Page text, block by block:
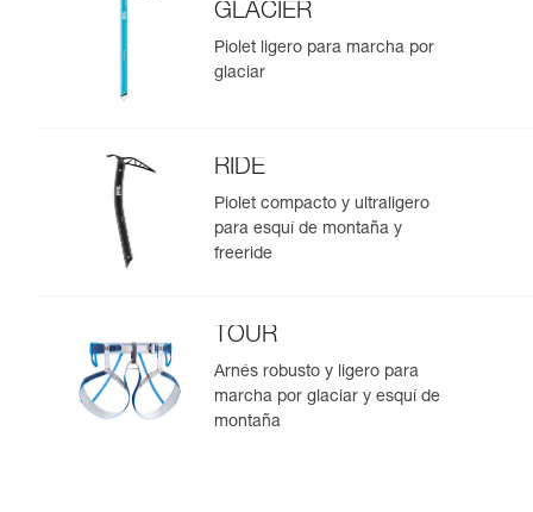
GLACIER
Piolet ligero para marcha por
glaciar
RIDE
Piolet compacto y ultraligero
para esquí de montaña y
freeride
TOUR
Arnés robusto y ligero para
marcha por glaciar y esquí de
montaña